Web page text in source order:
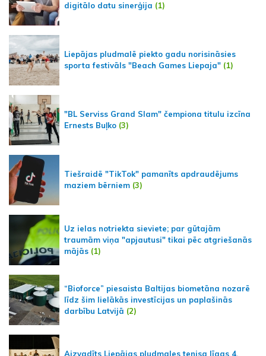
digitālo datu sinerģija (1)
Liepājas pludmalē piekto gadu norisināsies
sporta festivāls "Beach Games Liepaja" (1)
"BL Serviss Grand Slam" čempiona titulu izcīna
Ernests Buļko (3)
Tiešraidē "TikTok" pamanīts apdraudējums
maziem bērniem (3)
Uz ielas notriekta sieviete; par gūtajām
traumām viņa "apjautusi" tikai pēc atgriešanās
mājās (1)
“Bioforce” piesaista Baltijas biometāna nozarē
līdz šim lielākās investīcijas un paplašinās
darbību Latvijā (2)
Aizvadīts Liepājas pludmales tenisa līgas 4.